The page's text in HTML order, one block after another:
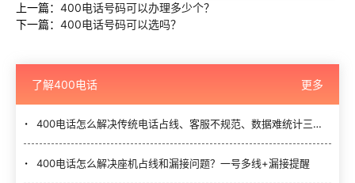
上一篇： 400电话号码可以办理多少个？
下一篇： 400电话号码可以选吗？
了解400电话 更多
400电话怎么解决传统电话占线、客服不规范、数据难统计三大难题？
400电话怎么解决座机占线和漏接问题？一号多线+漏接提醒